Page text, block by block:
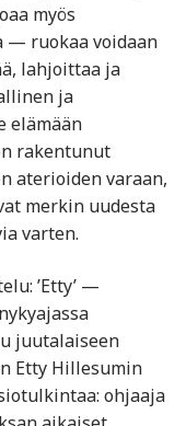
myös
— ruokaa voidaan
lahjoittaa ja
ja
elämään
rakentunut
aterioiden varaan,
merkin uudesta
varten.
’Etty’ —
juutalaiseen
Etty Hillesumin
ohjaaja